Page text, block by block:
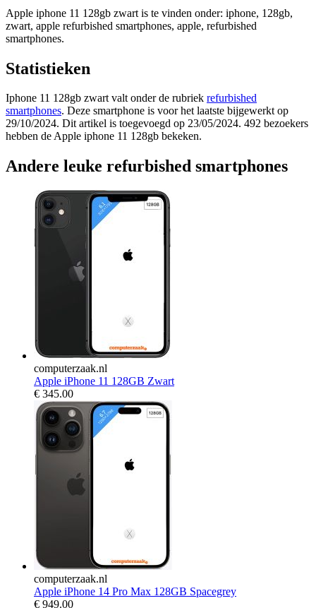
Apple iphone 11 128gb zwart is te vinden onder: iphone, 128gb,
zwart, apple refurbished smartphones, apple, refurbished
smartphones.
Statistieken
Iphone 11 128gb zwart valt onder de rubriek refurbished
smartphones. Deze smartphone is voor het laatste bijgewerkt op
29/10/2024. Dit artikel is toegevoegd op 23/05/2024. 492 bezoekers
hebben de Apple iphone 11 128gb bekeken.
Andere leuke refurbished smartphones
computerzaak.nl
Apple iPhone 11 128GB Zwart
€ 345.00
computerzaak.nl
Apple iPhone 14 Pro Max 128GB Spacegrey
€ 949.00